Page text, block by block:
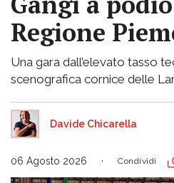
Regione
Una gara dall’elevato tasso
scenografica cornice delle
Davide Chicarella
06 Agosto 2026 Condividi